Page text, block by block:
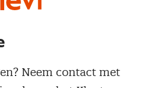
Neem contact met